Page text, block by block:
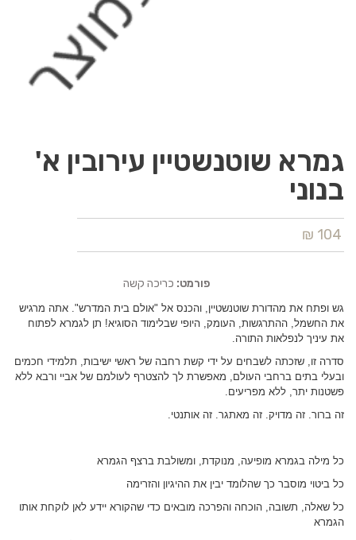
גמרא שוטנשטיין עירובין א'
בנוני
104 ₪
פורמט: כריכה קשה
גש ופתח את מהדורת שוטנשטיין, והכנס אל "אולם בית המדרש". אתה מרגיש
את החשמל, ההתרגשות, העומק, היופי שבלימוד הסוגיא! תן לגמרא לפתוח
את עיניך לנפלאות התורה.
סדרה זו, שזכתה לשבחים על ידי קשת רחבה של ראשי ישיבות, תלמידי חכמים
ובעלי בתים ברחבי העולם, מאפשרת לך להצטרף לעולמם של אביי ורבא ללא
פשטנות יתר, ללא מפריעים.
זה ברור. זה מדויק. זה מאתגר. זה אותנטי.
כל מילה בגמרא מופיעה, מנוקדת, ומשולבת ברצף הגמרא
כל ביטוי מוסבר כך שהלומד יבין את ההיגיון והזרימה
כל שאלה, תשובה, הוכחה והפרכה מובאים כדי שהקורא יידע לאן לוקחת אותו
הגמרא